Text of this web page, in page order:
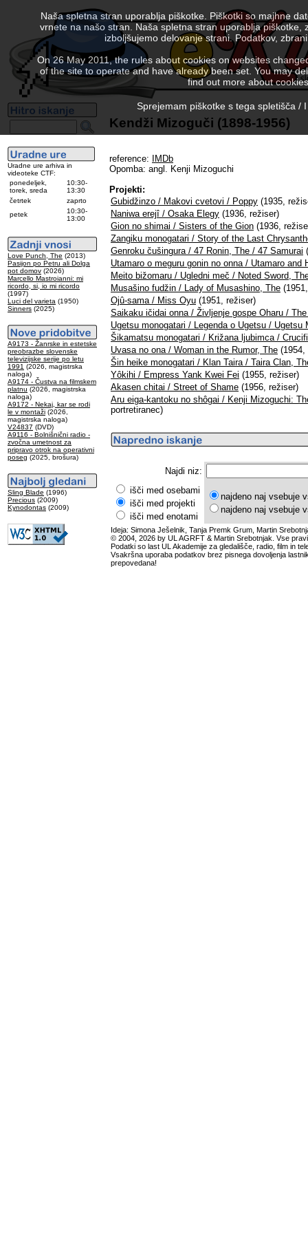
Uradne ure arhiva in
videoteke CTF:
ponedeljek,
torek, sreda
10:30-
13:30
četrtek
zaprto
petek
10:30-
13:00
Love Punch, The (2013)
Pasijon po Petru ali Dolga
pot domov (2026)
Marcello Mastroianni: mi
ricordo, si, io mi ricordo
(1997)
Luci del varieta (1950)
Sinners (2025)
A9173 - Žanrske in estetske
preobrazbe slovenske
televizijske serije po letu
1991 (2026, magistrska
naloga)
A9174 - Čustva na filmskem
platnu (2026, magistrska
naloga)
A9172 - Nekaj, kar se rodi
le v montaži (2026,
magistrska naloga)
V24837 (DVD)
A9116 - Bolnišnični radio -
zvočna umetnost za
pripravo otrok na operativni
poseg (2025, brošura)
Sling Blade (1996)
Precious (2009)
Kynodontas (2009)
Kendži Mizoguči (1898-1956)
reference:
IMDb
Opomba: angl. Kenji Mizoguchi
Projekti:
Gubidžinzo / Makovi cvetovi / Poppy (1935,
Naniwa erejî / Osaka Elegy (1936, režiser)
Gion no shimai / Sisters of the Gion (1936,
Zangiku monogatari / Story of the Last
Genroku čušingura / 47 Ronin, The / 47 Samurai
Utamaro o meguru gonin no onna / Utamaro and
Meito bižomaru / Ugledni meč / Noted Sword,
Musašino fudžin / Lady of Musashino, The
Ojû-sama / Miss Oyu (1951, režiser)
Saikaku ičidai onna / Življenje gospe Oharu /
Ugetsu monogatari / Legenda o Ugetsu / Ugetsu
Šikamatsu monogatari / Križana ljubimca /
Uvasa no ona / Woman in the Rumor, The (1954,
Šin heike monogatari / Klan Taira / Taira Clan,
Yôkihi / Empress Yank Kwei Fei (1955, režiser)
Akasen chitai / Street of Shame (1956, režiser)
Aru eiga-kantoku no shôgai / Kenji Mizoguchi:
portretiranec)
Najdi niz:
išči med osebami
išči med projekti
išči med enotami
najdeno naj vsebuje
najdeno naj vsebuje
Ideja: Simona Ješelnik, Tanja Premk Grum, Martin
© 2004, 2026 by UL AGRFT & Martin Srebotnjak. Vse
Podatki so last UL Akademije za gledališče, radio, film in
Vsakršna uporaba podatkov brez pisnega dovoljenja
prepovedana!
Naša spletna stran uporablja piškotke. Piškotki so majhne
vrnete na našo stran. Naša spletna stran uporablja
izboljšujemo delovanje strani. Podatkov,
On 26 May 2011, the rules about cookies on websites
of the site to operate and have already been set. You may
find out more about
Sprejemam piškotke s tega spletišča /